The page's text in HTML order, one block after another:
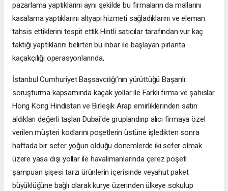
pazarlama yaptıklarını aynı şekilde bu firmaların da mallarını
kasalama yaptıklarını altyapı hizmeti sağladıklarını ve eleman
tahsis ettiklerini tespit ettik Hintli satıcılar tarafından vur kaç
taktiği yaptıklarını belirten bu ihbar ile başlayan pırlanta
kaçakçılığı operasyonlarında,
İstanbul Cumhuriyet Başsavcılığı’nın yürüttüğü Başarılı
soruşturma kapsamında kaçak yollar ile Farklı firma ve şahıslar
Hong Kong Hindistan ve Birleşik Arap emirliklerinden satın
aldıkları değerli taşları Dubai'de gruplandırıp alıcı firmaya özel
verilen müşteri kodlarını poşetlerin üstüne işledikten sonra
haftada bir sefer yoğun olduğu dönemlerde iki sefer olmak
üzere yasa dışı yollar ile havalimanlarında çerez poşeti
şampuan şişesi tarzı ürünlerin içerisinde veyahut paket
büyüklüğüne bağlı olarak kurye üzerinden ülkeye sokulup